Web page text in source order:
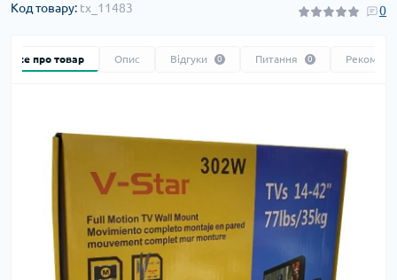
Код товару: tx_11483 0
Все про товар Опис Відгуки 0 Питання 0